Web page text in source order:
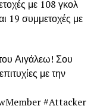
με 108 γκολ
19 συμμετοχές με
Αιγάλεω! Σου
με την
#Attacker